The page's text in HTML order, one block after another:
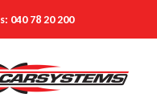
040 78 20 200